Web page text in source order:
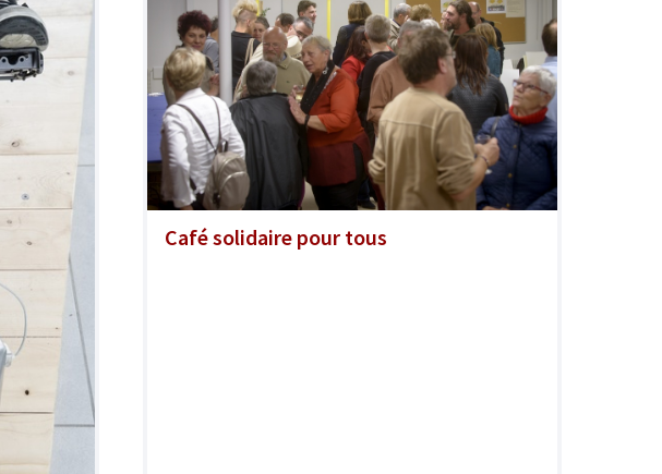
Café solidaire pour tous